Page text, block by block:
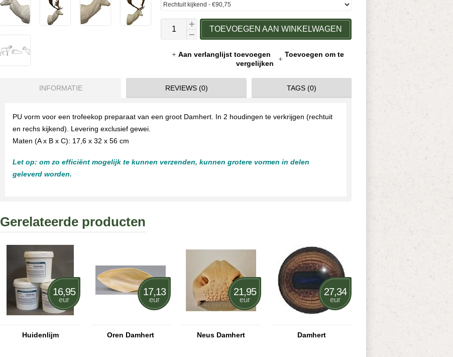
TOEVOEGEN AAN WINKELWAGEN
Aan verlanglijst toevoegen
Toevoegen om te
vergelijken
INFORMATIE REVIEWS (0) TAGS (0)
PU vorm voor een trofeekop preparaat van een groot Damhert. In 2 houdingen te verkrijgen (rechtuit
en rechs kijkend). Levering exclusief gewei.
Maten (A x B x C): 17,6 x 32 x 56 cm
Let op: om zo efficiënt mogelijk te kunnen verzenden, kunnen grotere vormen in delen
geleverd worden.
Gerelateerde producten
16,95
eur
Huidenlijm
17,13
eur
Oren Damhert
21,95
eur
Neus Damhert
27,34
eur
Damhert